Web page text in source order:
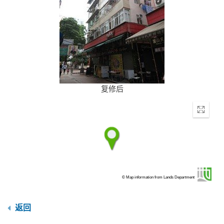
复修后
Enter
© Map information from Lands Department
返回